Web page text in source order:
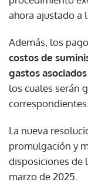
ahora ajustado a
Además, los
costos de
gastos
los cuales serán
correspondientes.
La nueva
promulgación y
disposiciones de
marzo de 2025.